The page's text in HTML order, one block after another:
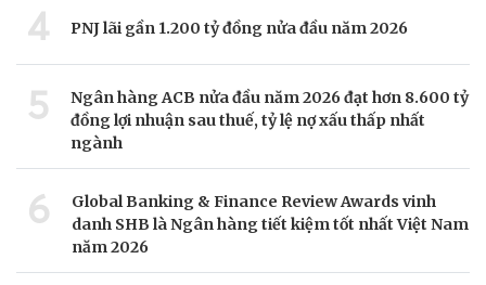
4 PNJ lãi gần 1.200 tỷ đồng nửa đầu năm 2026
5
Ngân hàng ACB nửa đầu năm 2026 đạt hơn 8.600 tỷ
đồng lợi nhuận sau thuế, tỷ lệ nợ xấu thấp nhất
ngành
6
Global Banking & Finance Review Awards vinh
danh SHB là Ngân hàng tiết kiệm tốt nhất Việt Nam
năm 2026